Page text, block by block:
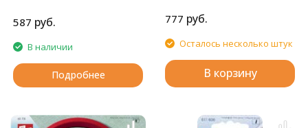
587 руб.
В наличии
Подробнее
777 руб.
Осталось несколько штук
В корзину